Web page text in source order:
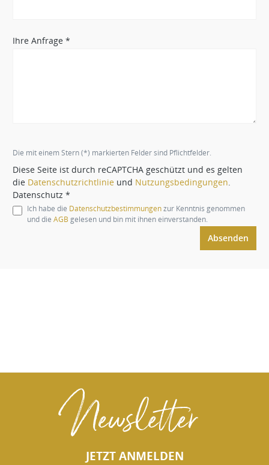
Ihre Anfrage *
Die mit einem Stern (*) markierten Felder sind Pflichtfelder.
Diese Seite ist durch reCAPTCHA geschützt und es gelten
die Datenschutzrichtlinie und Nutzungsbedingungen
Datenschutz *
Ich habe die Datenschutzbestimmungenzur Kenntnis genommen
und die AGB gelesen und bin mit ihnen einverstanden.
Absenden
Newsletter
JETZT ANMELDEN